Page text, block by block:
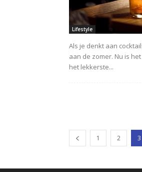
Lifestyle
Als je denkt aan
aan de zomer. Nu is
het lekkerste...
1 2 3